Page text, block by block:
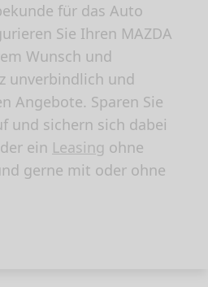
für das Auto
Sie Ihren MAZDA
Wunsch und
unverbindlich und
Angebote. Sparen Sie
und sichern sich dabei
ein Leasing ohne
gerne mit oder ohne